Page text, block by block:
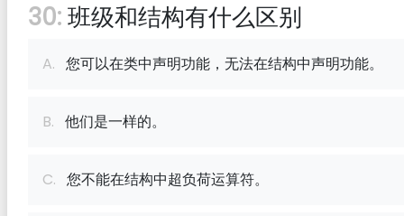
30:班级和结构有什么区别
A. 您可以在类中声明功能，无法在结构中声明功能。
B. 他们是一样的。
C. 您不能在结构中超负荷运算符。